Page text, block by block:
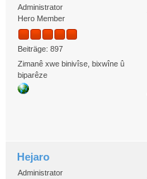
Administrator
Hero Member
Beiträge: 897
Zimanê xwe binivîse, bixwîne û
biparêze
Hejaro
Administrator